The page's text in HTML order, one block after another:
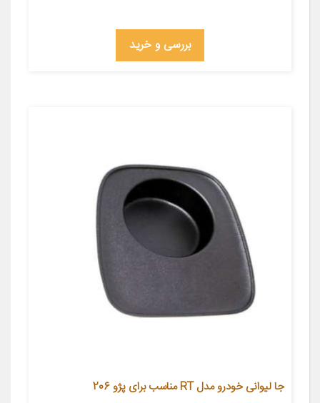
بررسی و خرید
جا لیوانی خودرو مدل RT مناسب برای پژو 206